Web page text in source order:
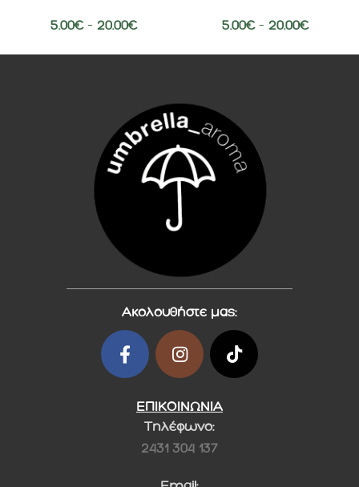
5.00€ – 20.00€ 5.00€ – 20.00€
Ακολουθήστε μας:
ΕΠΙΚΟΙΝΩΝΙΑ
Τηλέφωνο:
2431 304 137